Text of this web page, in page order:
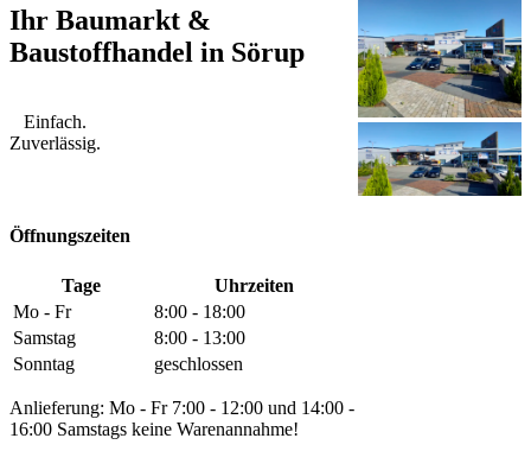
Ihr Baumarkt &
Baustoffhandel in Sörup
Einfach.
Zuverlässig.
Öffnungszeiten
Tage
Uhrzeiten
Mo - Fr
8:00 - 18:00
Samstag
8:00 - 13:00
Sonntag
geschlossen
Anlieferung: Mo - Fr 7:00 - 12:00 und 14:00 -
16:00 Samstags keine Warenannahme!